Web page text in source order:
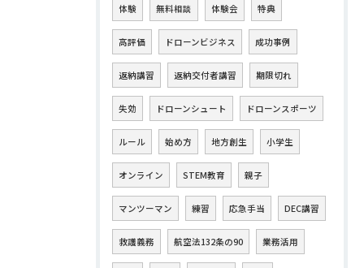
体験 無料相談 体験会 特典
高評価 ドローンビジネス 成功事例
返納講習 返納交付者講習 期限切れ
失効 ドローンシュート ドローンスポーツ
ルール 始め方 地方創生 小学生
オンライン STEM教育 親子
マンツーマン 練習 応急手当 DEC講習
救護義務 航空法132条の90 業務活用